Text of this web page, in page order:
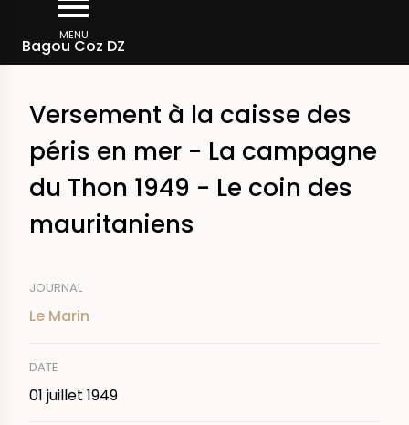
contenu
MENU
Bagou Coz DZ
d'Ariane
Rechercher dans la presse
Versement à la caisse des
péris en mer - La campagne
du Thon 1949 - Le coin des
mauritaniens
JOURNAL
Le Marin
DATE
01 juillet 1949